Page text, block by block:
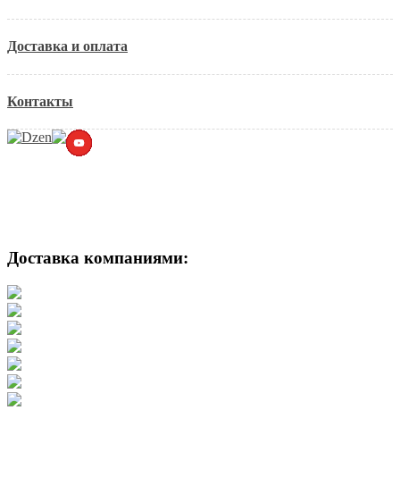
Доставка и оплата
Контакты
Доставка компаниями: